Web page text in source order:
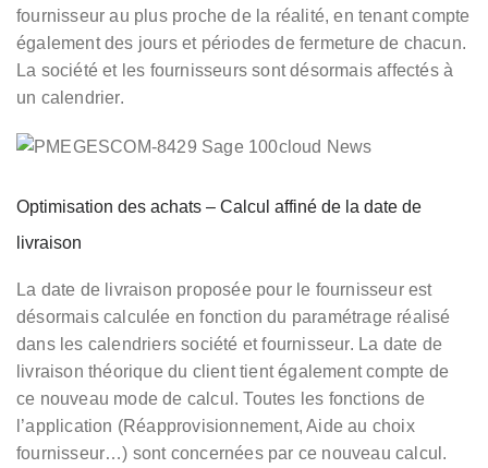
fournisseur au plus proche de la réalité, en tenant compte
également des jours et périodes de fermeture de chacun.
La société et les fournisseurs sont désormais affectés à
un calendrier.
Optimisation des achats – Calcul affiné de la date de
livraison
La date de livraison proposée pour le fournisseur est
désormais calculée en fonction du paramétrage réalisé
dans les calendriers société et fournisseur. La date de
livraison théorique du client tient également compte de
ce nouveau mode de calcul. Toutes les fonctions de
l’application (Réapprovisionnement, Aide au choix
fournisseur…) sont concernées par ce nouveau calcul.